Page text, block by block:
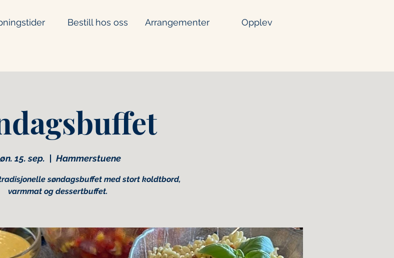
Bestill hos oss Arrangementer Opplev
15. sep. Hammerstuene
søndagsbuffet med stort koldtbord,
varmmat og dessertbuffet.